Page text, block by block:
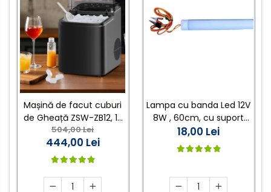
Mașină de facut cuburi
de Gheață ZSW-ZB12, 12
kg/zi, Rezervor 1.2L,
Panou Tactil, Design
Compact, Negru
504,00 Lei
444,00 Lei
Lampa cu banda Led 12V
8W , 60cm, cu suport
aluminiu si clesti de
conectare
18,00 Lei